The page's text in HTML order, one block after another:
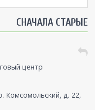
СНАЧАЛА СТАРЫЕ
центр
Комсомольский, д. 22,